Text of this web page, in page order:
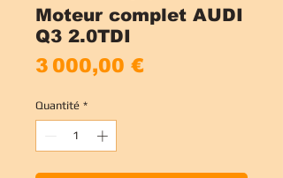
Moteur complet AUDI
Q3 2.0TDI
3 000,00 €
Quantité *